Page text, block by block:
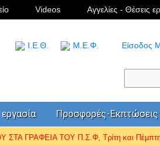
Videos Αγγελίες - Θέσεις
I.Ε.Θ. Μ.Ε.Φ. Είσοδος
Προσφορές-Εκπτώσεις
ΓΡΑΦΕΙΑ ΤΟΥ Π.Σ.Φ, Τρίτη και